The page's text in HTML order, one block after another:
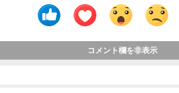
コメント欄を非表示